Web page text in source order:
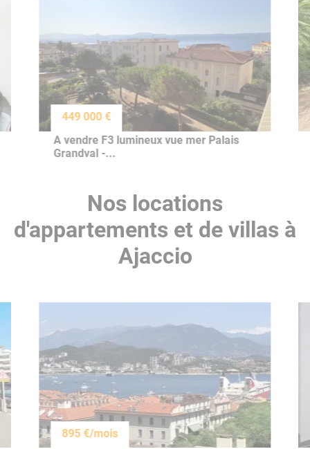
449 000 €
A vendre F3 lumineux vue mer Palais
Grandval -...
Nos locations
d'appartements et de villas à
Ajaccio
895 €/mois